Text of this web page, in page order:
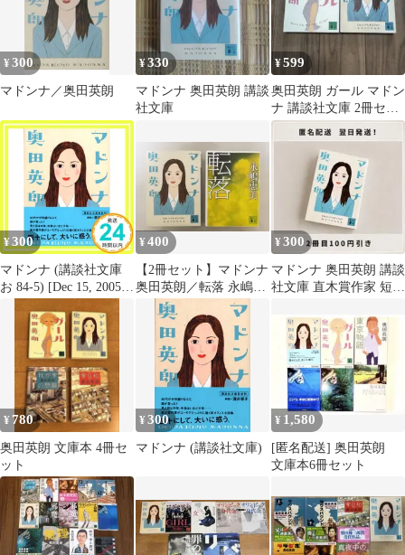
¥300
マドンナ／奥田英朗
¥330
マドンナ 奥田英朗 講談
社文庫
¥599
奥田英朗 ガール マドン
ナ 講談社文庫 2冊セッ
ト
¥300
マドンナ (講談社文庫
お 84-5) [Dec 15, 2005]
¥400
【2冊セット】マドンナ
奥田英朗／転落 永嶋恵
美 文庫本 小説
¥300
マドンナ 奥田英朗 講談
社文庫 直木賞作家 短編
発送！
¥ 780
奥田英朗 文庫本 4冊セ
ット
¥300
マドンナ (講談社文庫)
¥ 1,580
[匿名配送] 奥田英朗
文庫本6冊セット